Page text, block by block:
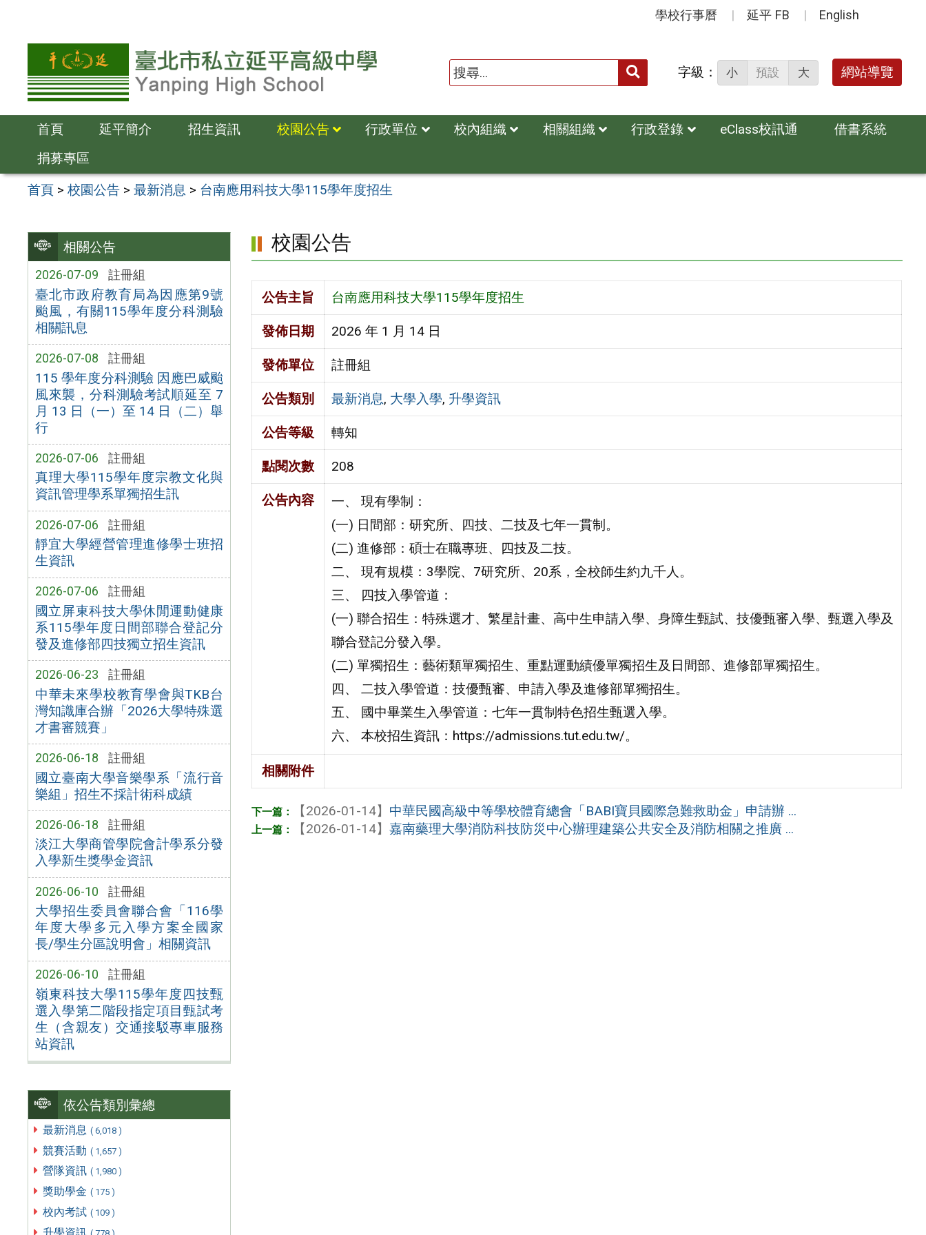
容
學校行事曆 延平 FB English
送出 字級： 小 預設 大 網站導覽
首頁 延平簡介 招生資訊 校園公告 行政單位 校內組織 相關組織 行政登錄 eClass校訊通
借書系統
捐募專區
首頁 >校園公告 >最新消息 > 台南應用科技大學115學年度招生
相關公告
2026-07-09 註冊組
臺北市政府教育局為因應第9號
颱風，有關115學年度分科測驗
相關訊息
2026-07-08 註冊組
115 學年度分科測驗 因應巴威颱
風來襲，分科測驗考試順延至 7
月 13 日（一）至 14 日（二）舉
行
2026-07-06 註冊組
真理大學115學年度宗教文化與
資訊管理學系單獨招生訊
2026-07-06 註冊組
靜宜大學經營管理進修學士班招
生資訊
2026-07-06 註冊組
國立屏東科技大學休閒運動健康
系115學年度日間部聯合登記分
發及進修部四技獨立招生資訊
2026-06-23 註冊組
中華未來學校教育學會與TKB台
灣知識庫合辦「2026大學特殊選
才書審競賽」
2026-06-18 註冊組
國立臺南大學音樂學系「流行音
樂組」招生不採計術科成績
2026-06-18 註冊組
淡江大學商管學院會計學系分發
入學新生獎學金資訊
2026-06-10 註冊組
大學招生委員會聯合會「116學
年度大學多元入學方案全國家
長/學生分區說明會」相關資訊
2026-06-10 註冊組
嶺東科技大學115學年度四技甄
選入學第二階段指定項目甄試考
生（含親友）交通接駁專車服務
站資訊
依公告類別彙總
最新消息 ( 6,018 )
競賽活動 ( 1,657 )
營隊資訊 ( 1,980 )
獎助學金 ( 175 )
校內考試 ( 109 )
校園公告
公告主旨 台南應用科技大學115學年度招生
發佈日期 2026 年 1 月 14 日
發佈單位 註冊組
公告類別 最新消息, 大學入學, 升學資訊
公告等級 轉知
點閱次數 208
公告內容
一、 現有學制：
(一) 日間部：研究所、四技、二技及七年一貫制。
(二) 進修部：碩士在職專班、四技及二技。
二、 現有規模：3學院、7研究所、20系，全校師生約九千人。
三、 四技入學管道：
(一) 聯合招生：特殊選才、繁星計畫、高中生申請入學、身障生甄試、技優甄審入學、甄選入學及
聯合登記分發入學。
(二) 單獨招生：藝術類單獨招生、重點運動績優單獨招生及日間部、進修部單獨招生。
四、 二技入學管道：技優甄審、申請入學及進修部單獨招生。
五、 國中畢業生入學管道：七年一貫制特色招生甄選入學。
六、 本校招生資訊：https://admissions.tut.edu.tw/。
相關附件
【2026-01-14】 中華民國高級中等學校體育總會「BABI寶貝國際急難救助金」申請辦 ...
【2026-01-14】嘉南藥理大學消防科技防災中心辦理建築公共安全及消防相關之推廣 ...